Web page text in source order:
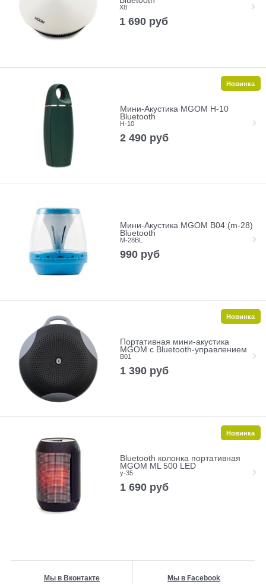
X8
1 690 руб
Мини-Акустика MGOM H-10
Bluetooth
H-10
2 490 руб
Новинка
Мини-Акустика MGOM B04 (m-28)
Bluetooth
M-28BL
990 руб
Портативная мини-акустика
MGOM с Bluetooth-управлением
B01
1 390 руб
Новинка
Bluetooth колонка портативная
MGOM ML 500 LED
y-35
1 690 руб
Новинка
Мы в Вконтакте Мы в Facebook